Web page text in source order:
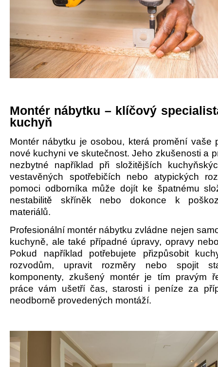
Montér nábytku – klíčový
kuchyň
Montér nábytku je osobou, která promění vaše
nové kuchyni ve skutečnost. Jeho zkušenosti a
nezbytné například při složitějších
vestavěných spotřebičích nebo atypických
pomoci odborníka může dojít ke špatnému
nestabilitě skříněk nebo dokonce k
materiálů.
Profesionální montér nábytku zvládne nejen
kuchyně, ale také případné úpravy, opravy
Pokud například potřebujete přizpůsobit
rozvodům, upravit rozměry nebo spojit
komponenty, zkušený montér je tím pravým
práce vám ušetří čas, starosti i peníze za
neodborně provedených montáží.